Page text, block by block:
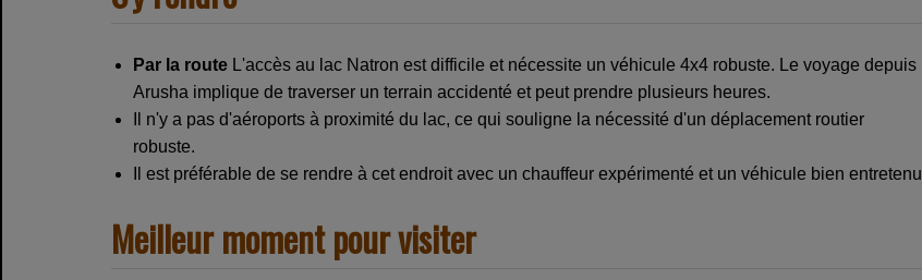
Par la route L'accès au lac Natron est difficile et nécessite un véhicule 4x4 robuste. Le voyage depuis
Arusha implique de traverser un terrain accidenté et peut prendre plusieurs heures.
Il n'y a pas d'aéroports à proximité du lac, ce qui souligne la nécessité d'un déplacement routier
robuste.
Il est préférable de se rendre à cet endroit avec un chauffeur expérimenté et un véhicule bien
Meilleur moment pour visiter